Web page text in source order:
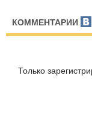
КОММЕНТАРИИ
Только